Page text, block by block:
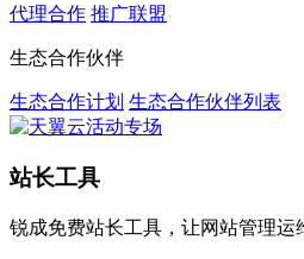
代理合作 推广联盟
生态合作伙伴
生态合作计划 生态合作伙伴列表
站长工具
锐成免费站长工具，让网站管理运